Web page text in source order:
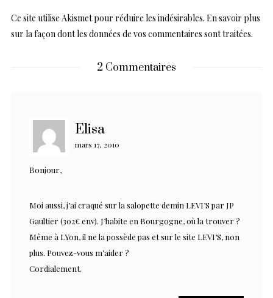
Ce site utilise Akismet pour réduire les indésirables. En savoir plus
sur la façon dont les données de vos commentaires sont traitées.
2 Commentaires
Elisa
mars 17, 2010
Bonjour,
Moi aussi, j’ai craqué sur la salopette demin LEVI’S par JP
Gaultier (302€ env). J’habite en Bourgogne, où la trouver ?
Même à LYon, il ne la possède pas et sur le site LEVI’S, non
plus. Pouvez-vous m’aider ?
Cordialement.